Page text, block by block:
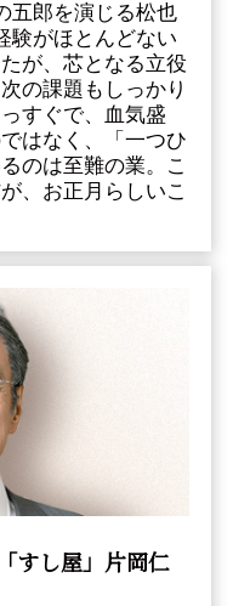
五郎を演じる松也
験がほとんどない
が、芯となる立役
の課題もしっかり
すぐで、血気盛
はなく、「一つひ
のは至難の業。こ
、お正月らしいこ
すし屋」片岡仁